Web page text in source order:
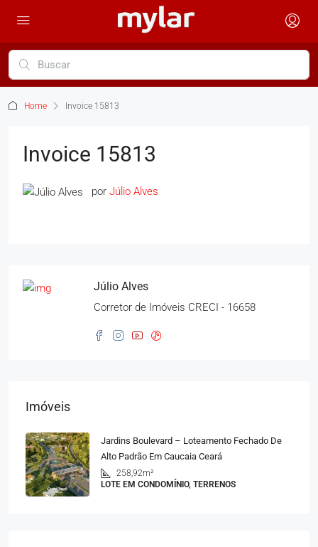
Home Invoice 15813
Invoice 15813
por Júlio Alves
Júlio Alves
Corretor de Imóveis CRECI - 16658
Imóveis
Jardins Boulevard – Loteamento Fechado De
Alto Padrão Em Caucaia Ceará
258,92m²
LOTE EM CONDOMÍNIO, TERRENOS